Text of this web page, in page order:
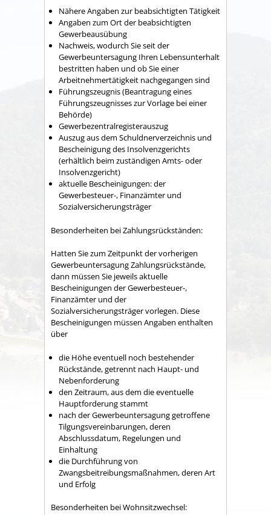
Nähere Angaben zur beabsichtigten Tätigkeit
Angaben zum Ort der beabsichtigten
Gewerbeausübung
Nachweis, wodurch Sie seit der
Gewerbeuntersagung Ihren Lebensunterhalt
bestritten haben und ob Sie einer
Arbeitnehmertätigkeit nachgegangen sind
Führungszeugnis (Beantragung eines
Führungszeugnisses zur Vorlage bei einer
Behörde)
Gewerbezentralregisterauszug
Auszug aus dem Schuldnerverzeichnis und
Bescheinigung des Insolvenzgerichts
(erhältlich beim zuständigen Amts- oder
Insolvenzgericht)
aktuelle Bescheinigungen: der
Gewerbesteuer-, Finanzämter und
Sozialversicherungsträger
Besonderheiten bei Zahlungsrückständen:
Hatten Sie zum Zeitpunkt der vorherigen
Gewerbeuntersagung Zahlungsrückstände,
dann müssen Sie jeweils aktuelle
Bescheinigungen der Gewerbesteuer-,
Finanzämter und der
Sozialversicherungsträger vorlegen. Diese
Bescheinigungen müssen Angaben enthalten
über
die Höhe eventuell noch bestehender
Rückstände, getrennt nach Haupt- und
Nebenforderung
den Zeitraum, aus dem die eventuelle
Hauptforderung stammt
nach der Gewerbeuntersagung getroffene
Tilgungsvereinbarungen, deren
Abschlussdatum, Regelungen und
Einhaltung
die Durchführung von
Zwangsbeitreibungsmaßnahmen, deren Art
und Erfolg
Besonderheiten bei Wohnsitzwechsel: